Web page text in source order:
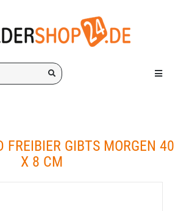
Menü
FREIBIER GIBTS MORGEN 40
X 8 CM